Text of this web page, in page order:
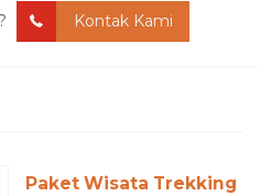
Kontak Kami
Paket Wisata Trekking